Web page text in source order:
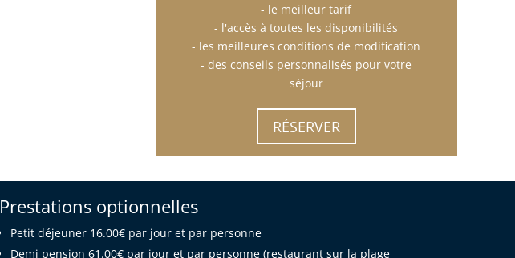
- le meilleur tarif
- l'accès à toutes les disponibilités
- les meilleures conditions de modification
- des conseils personnalisés pour votre
séjour
RÉSERVER
Prestations optionnelles
Petit déjeuner 16.00€ par jour et par personne
Demi pension 61.00€ par jour et par personne (restaurant sur la plage